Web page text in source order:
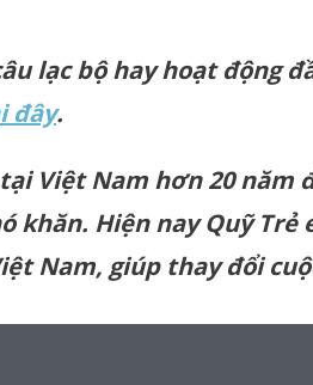
lạc bộ hay hoạt động
đây.
Việt Nam hơn 20
khăn. Hiện nay Quỹ
Nam, giúp thay đổi